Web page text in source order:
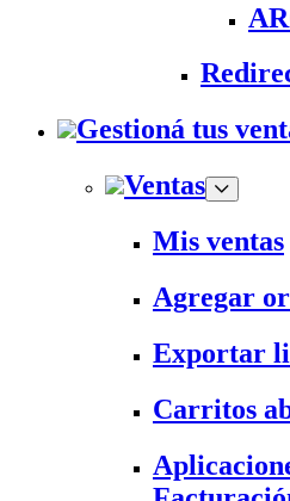
Gestioná tus
Ventas
Mis ventas
Agregar
Exportar
Carritos